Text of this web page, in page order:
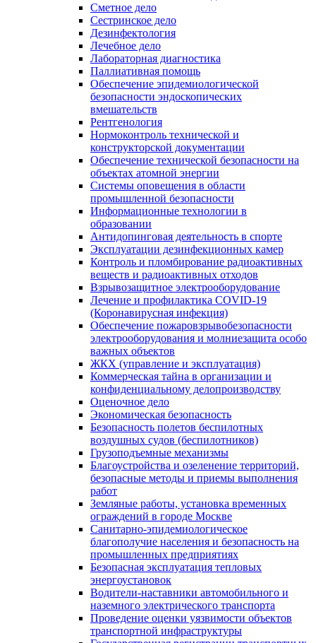
Сметное дело
Сестринское дело
Дезинфектология
Лечебное дело
Лабораторная диагностика
Паллиативная помощь
Обеспечение эпидемиологической
безопасности эндоскопических
вмешательств
Рентгенология
Нормоконтроль технической и
конструкторской документации
Обеспечение технической безопасности на
объектах атомной энергии
Системы оповещения в области
промышленной безопасности
Информационные технологии в
образовании
Антидопинговая деятельность в спорте
Эксплуатации дезинфекционных камер
Контроль и пломбирование радиоактивных
веществ и радиоактивных отходов
Взрывозащитное электрооборудование
Лечение и профилактика COVID-19
(Коронавирусная инфекция)
Обеспечение пожаровзрывобезопасности
электрооборудования и молниезащита особо
важных объектов
ЖКХ (управление и эксплуатация)
Коммерческая тайна в организации и
конфиденциальному делопроизводству
Оценочное дело
Экономическая безопасность
Безопасность полетов беспилотных
воздушных судов (беспилотников)
Грузоподъемные механизмы
Благоустройства и озеленение территорий,
безопасные методы и приемы выполнения
работ
Земляные работы, установка временных
ограждений в городе Москве
Санитарно-эпидемиологическое
благополучие населения и безопасность на
промышленных предприятиях
Безопасная эксплуатация тепловых
энергоустановок
Водители-наставники автомобильного и
наземного электрического транспорта
Проведение оценки уязвимости объектов
транспортной инфраструктуры